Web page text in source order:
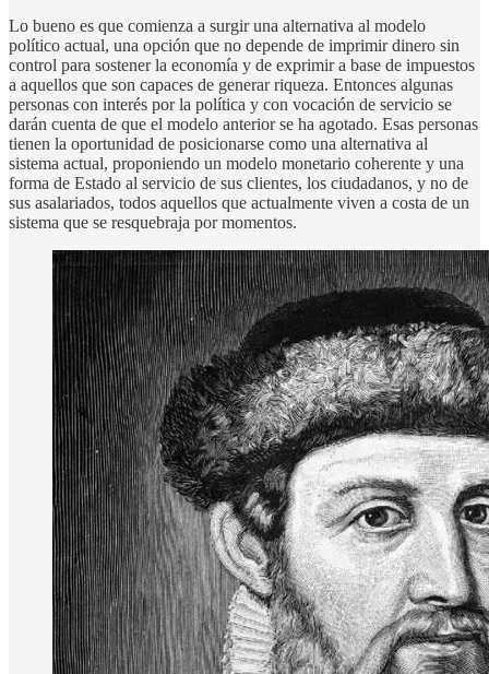
Lo bueno es que comienza a surgir una alternativa al modelo
político actual, una opción que no depende de imprimir dinero sin
control para sostener la economía y de exprimir a base de impuestos
a aquellos que son capaces de generar riqueza. Entonces algunas
personas con interés por la política y con vocación de servicio se
darán cuenta de que el modelo anterior se ha agotado. Esas personas
tienen la oportunidad de posicionarse como una alternativa al
sistema actual, proponiendo un modelo monetario coherente y una
forma de Estado al servicio de sus clientes, los ciudadanos, y no de
sus asalariados, todos aquellos que actualmente viven a costa de un
sistema que se resquebraja por momentos.